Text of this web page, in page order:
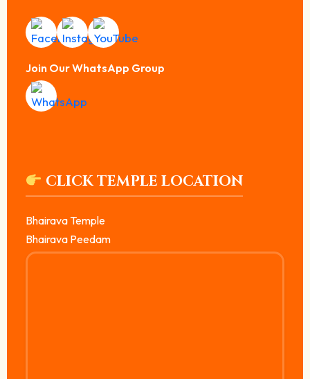
Join Our WhatsApp Group
CLICK TEMPLE LOCATION
Bhairava Temple
Bhairava Peedam